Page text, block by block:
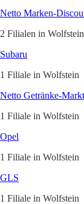
Netto Marken-
2 Filialen in Wolfstein
Subaru
1 Filiale in Wolfstein
Netto Getränke-Markt
1 Filiale in Wolfstein
Opel
1 Filiale in Wolfstein
GLS
1 Filiale in Wolfstein